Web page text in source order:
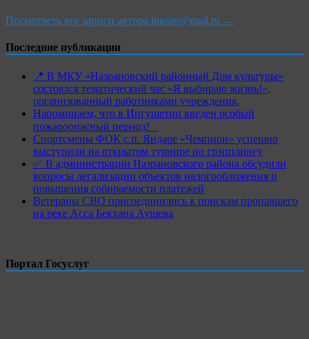
Посмотреть все записи автора ingsite@mail.ru →
Последние публикации
📍 В МКУ «Назрановский районный Дом культуры»
состоялся тематический час «Я выбираю жизнь!»,
организованный работниками учреждения.
Напоминаем, что в Ингушетии введен особый
пожароопасный период!⁣⁣⠀
Спортсмены ФОК с.п. Яндаре «Чемпион» успешно
выступили на открытом турнире по грэпплингу
✅ В администрации Назрановского района обсудили
вопросы легализации объектов налогообложения и
повышения собираемости платежей
Ветераны СВО присоединились к поискам пропавшего
на реке Асса Бекхана Аушева
Портал Госуслуг